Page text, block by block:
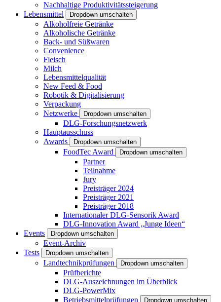
Nachhaltige Produktivitätssteigerung
Lebensmittel
Dropdown umschalten
Alkoholfreie Getränke
Alkoholische Getränke
Back- und Süßwaren
Convenience
Fleisch
Milch
Lebensmittelqualität
New Feed & Food
Robotik & Digitalisierung
Verpackung
Netzwerke
Dropdown umschalten
DLG-Forschungsnetzwerk
Hauptausschuss
Awards
Dropdown umschalten
FoodTec Award Dropdown umschalten
Partner
Teilnahme
Jury
Preisträger 2024
Preisträger 2021
Preisträger 2018
Internationaler DLG-Sensorik Award
DLG-Innovation Award „Junge Ideen“
Events
Dropdown umschalten
Event-Archiv
Tests
Dropdown umschalten
Landtechnikprüfungen Dropdown umschalten
Prüfberichte
DLG-Auszeichnungen im Überblick
DLG-PowerMix
Betriebsmittelprüfungen
Dropdown umschalten